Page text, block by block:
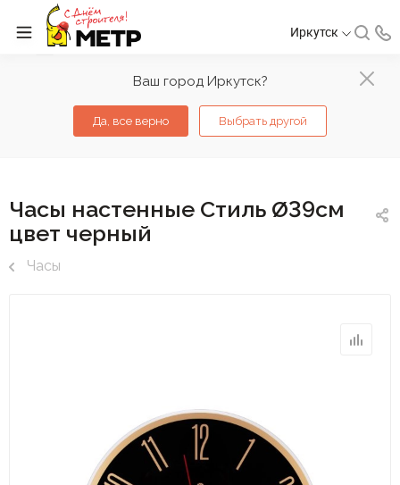
Ваш город Иркутск?
Да, все верно Выбрать другой
Иркутск
Часы настенные Стиль Ø39см
цвет черный
Часы